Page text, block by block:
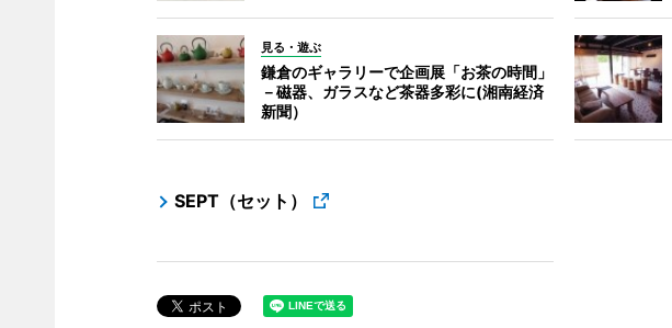
見る・遊ぶ
鎌倉のギャラリーで企画展「お茶の時間」
－磁器、ガラスなど茶器多彩に(湘南経済
新聞）
SEPT（セット）